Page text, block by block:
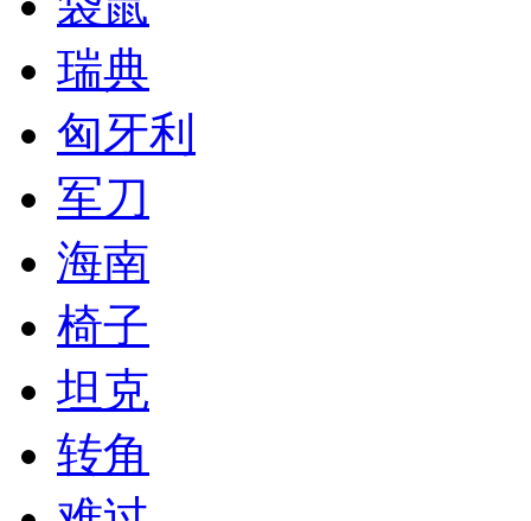
瑞典
匈牙利
军刀
海南
椅子
坦克
转角